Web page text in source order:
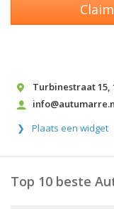
Turbinestraat 15,
Plaats een widget
Top 10 beste